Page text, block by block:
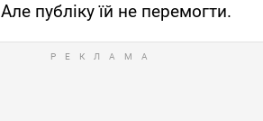
публіку їй не перемогти.